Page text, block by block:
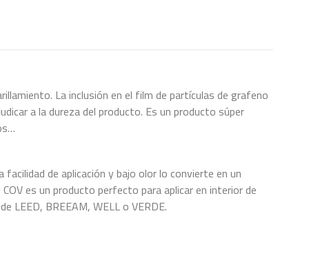
La inclusión en el film de partículas de grafeno
a la dureza del producto. Es un producto súper
de aplicación y bajo olor lo convierte en un
es un producto perfecto para aplicar en interior de
LEED, BREEAM, WELL o VERDE.